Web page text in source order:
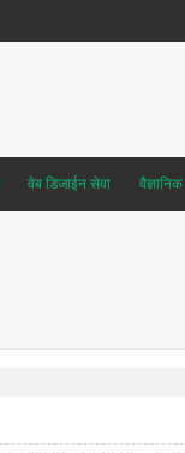
वेब डिजाईन सेवा